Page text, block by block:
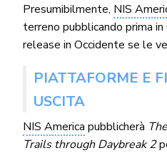
Presumibilmente, NIS
terreno pubblicando prima
release in Occidente se le
PIATTAFORME E
USCITA
NIS America pubblicherà
Trails through Daybreak 2